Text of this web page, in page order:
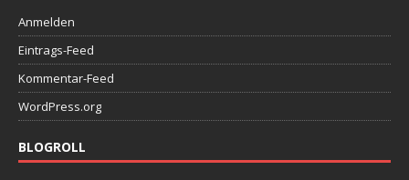
Anmelden
Eintrags-Feed
Kommentar-Feed
WordPress.org
BLOGROLL